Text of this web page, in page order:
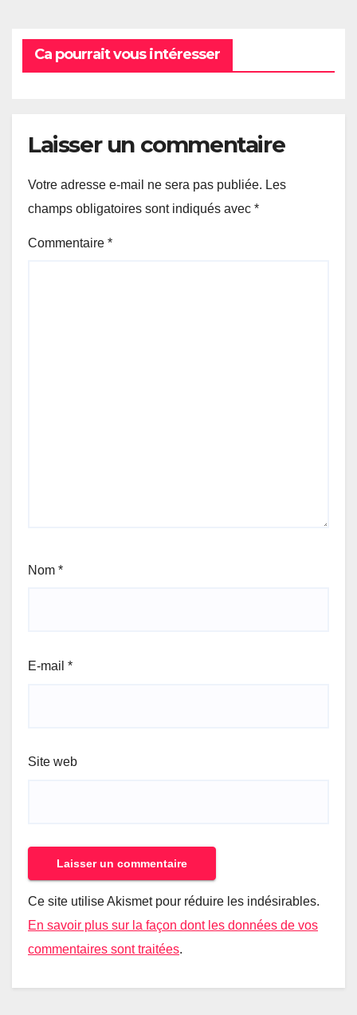
Ca pourrait vous intéresser
Laisser un commentaire
Votre adresse e-mail ne sera pas publiée. Les
champs obligatoires sont indiqués avec *
Commentaire *
Nom *
E-mail *
Site web
Ce site utilise Akismet pour réduire les indésirables.
En savoir plus sur la façon dont les données de vos
commentaires sont traitées.